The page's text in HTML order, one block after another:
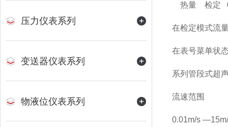
压力仪表系列
变送器仪表系列
物液位仪表系列
热量 检定
在检定模式流
在表号菜单状
系列管段式超
流速范围
0.01m/s